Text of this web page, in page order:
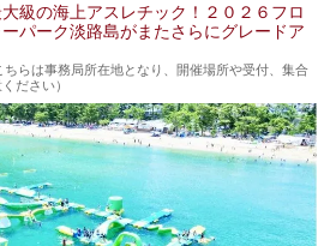
大級の海上アスレチック！２０２６フロ
パーク淡路島がまたさらにグレードア
ちらは事務局所在地となり、開催場所や受付、集合
ださい）